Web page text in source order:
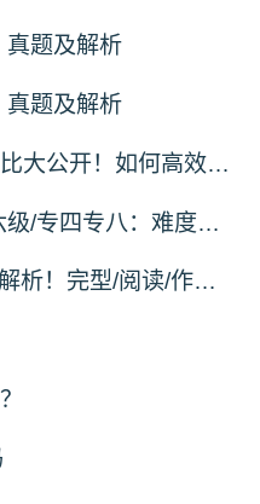
真题及解析
真题及解析
考研英语二题型分值占比大公开！如何高效提分？
考研英语二VS英语四六级/专四专八：难度差距有多大？
考研英语二题型分值全解析！完型/阅读/作文各占多少分？附提分技巧